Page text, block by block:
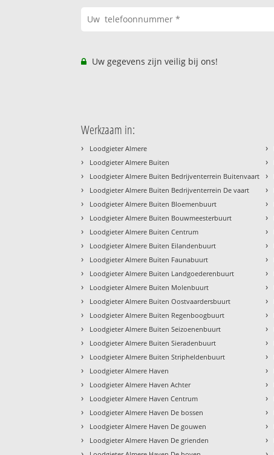
Uw gegevens zijn veilig bij ons!
Werkzaam in:
› Loodgieter Almere
› Loodgieter Almere Buiten
› Loodgieter Almere Buiten Bedrijventerrein Buitenvaart
› Loodgieter Almere Buiten Bedrijventerrein De vaart
› Loodgieter Almere Buiten Bloemenbuurt
› Loodgieter Almere Buiten Bouwmeesterbuurt
› Loodgieter Almere Buiten Centrum
› Loodgieter Almere Buiten Eilandenbuurt
› Loodgieter Almere Buiten Faunabuurt
› Loodgieter Almere Buiten Landgoederenbuurt
› Loodgieter Almere Buiten Molenbuurt
› Loodgieter Almere Buiten Oostvaardersbuurt
› Loodgieter Almere Buiten Regenboogbuurt
› Loodgieter Almere Buiten Seizoenenbuurt
› Loodgieter Almere Buiten Sieradenbuurt
› Loodgieter Almere Buiten Stripheldenbuurt
› Loodgieter Almere Haven
› Loodgieter Almere Haven Achter
› Loodgieter Almere Haven Centrum
› Loodgieter Almere Haven De bossen
› Loodgieter Almere Haven De gouwen
› Loodgieter Almere Haven De grienden
›
›
›
›
›
›
›
›
›
›
›
›
›
›
›
›
›
›
›
›
›
›